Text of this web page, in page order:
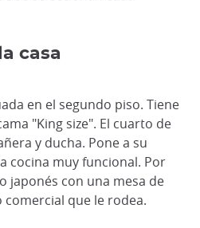
casa
en el segundo piso. Tiene
"King size". El cuarto de
y ducha. Pone a su
cocina muy funcional. Por
japonés con una mesa de
que le rodea.